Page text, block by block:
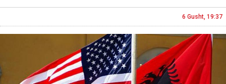
6 Gusht, 19:37